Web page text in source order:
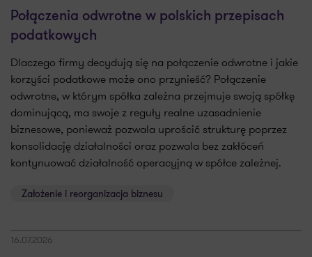
Połączenia odwrotne w polskich przepisach
podatkowych
Dlaczego firmy decydują się na połączenie odwrotne i jakie
korzyści podatkowe może ono przynieść? Połączenie
odwrotne, w którym spółka zależna przejmuje swoją spółkę
dominującą, ma swoje z reguły realne uzasadnienie
biznesowe, ponieważ pozwala uprościć strukturę poprzez
konsolidację działalności oraz pozwala bez zakłóceń
kontynuować działalność operacyjną w spółce zależnej.
Założenie i reorganizacja biznesu
16.07.2026